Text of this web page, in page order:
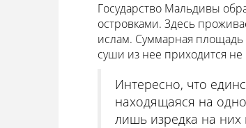
Государство Мальдивы
островками. Здесь
ислам. Суммарная площадь
суши из нее приходится не
Интересно, что
находящаяся на
лишь изредка на них